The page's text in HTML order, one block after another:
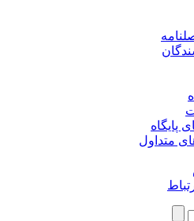
پایگاه
متداول